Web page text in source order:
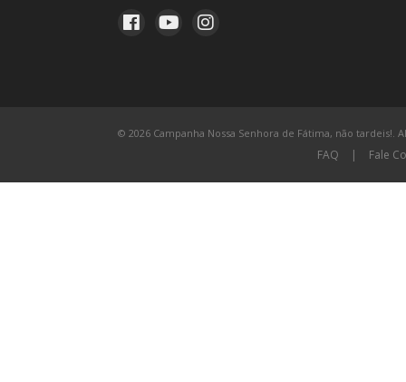
© 2026 Campanha Nossa Senhora de Fátima, não tardeis!.
FAQ | Fale